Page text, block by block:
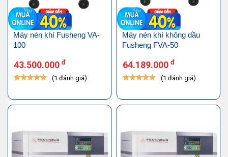
Máy nén khí Fusheng VA-
100
43.500.000 đ
(1 đánh giá)
Máy nén khí không dầu
Fusheng FVA-50
64.189.000 đ
(1 đánh giá)